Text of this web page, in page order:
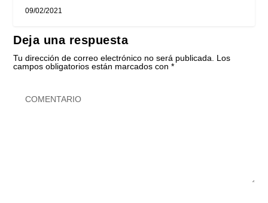
09/02/2021
Deja una respuesta
Tu dirección de correo electrónico no será publicada.
Los
campos obligatorios están marcados con*